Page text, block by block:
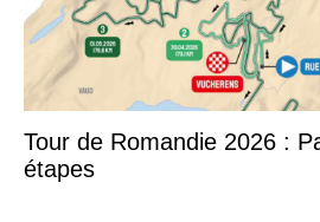
Tour de Romandie 2026 :
étapes